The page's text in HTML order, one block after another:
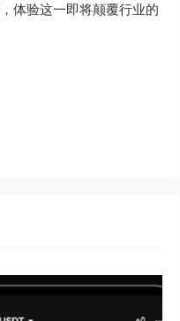
，体验这一即将颠覆行业的